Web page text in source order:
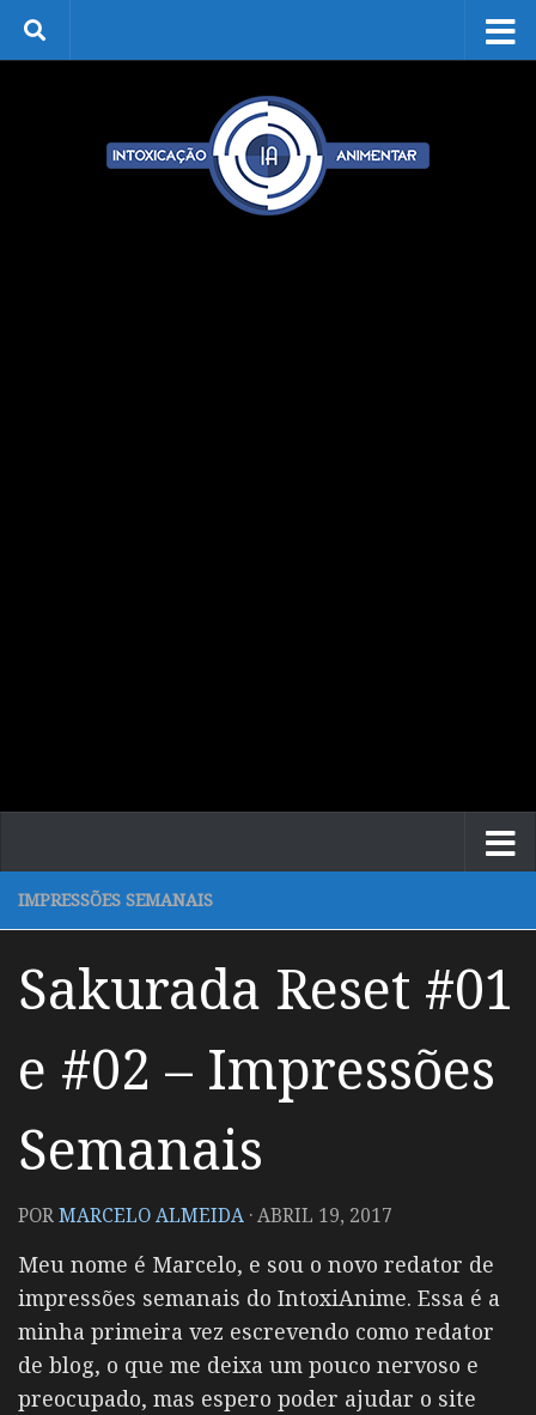
Skip to content
IMPRESSÕES SEMANAIS
Sakurada Reset #01
e #02 – Impressões
Semanais
PORMARCELO ALMEIDA ·ABRIL 19, 2017
Meu nome é Marcelo, e sou o novo redator de
impressões semanais do IntoxiAnime. Essa é a
minha primeira vez escrevendo como redator
de blog, o que me deixa um pouco nervoso e
preocupado, mas espero poder ajudar o site